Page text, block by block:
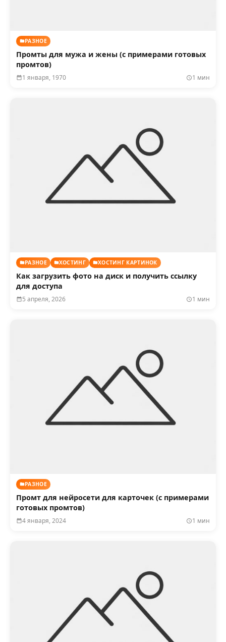
РАЗНОЕ
Промты для мужа и жены (с примерами готовых
промтов)
1 января, 1970 1 мин
РАЗНОЕ ХОСТИНГ ХОСТИНГ КАРТИНОК
Как загрузить фото на диск и получить ссылку
для доступа
5 апреля, 2026 1 мин
РАЗНОЕ
Промт для нейросети для карточек (с примерами
готовых промтов)
4 января, 2024 1 мин